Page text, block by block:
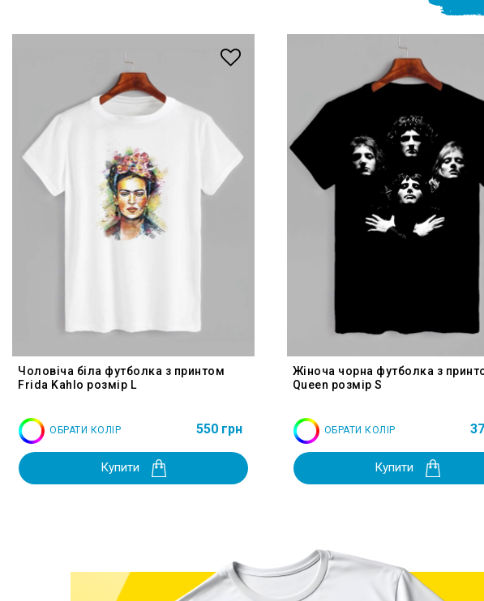
Чоловіча біла футболка з принтом
Frida Kahlo розмір L
ОБРАТИ КОЛІР 550 грн
Купити
Жіноча чорна футболка з
Queen розмір S
ОБРАТИ КОЛІР
Купити